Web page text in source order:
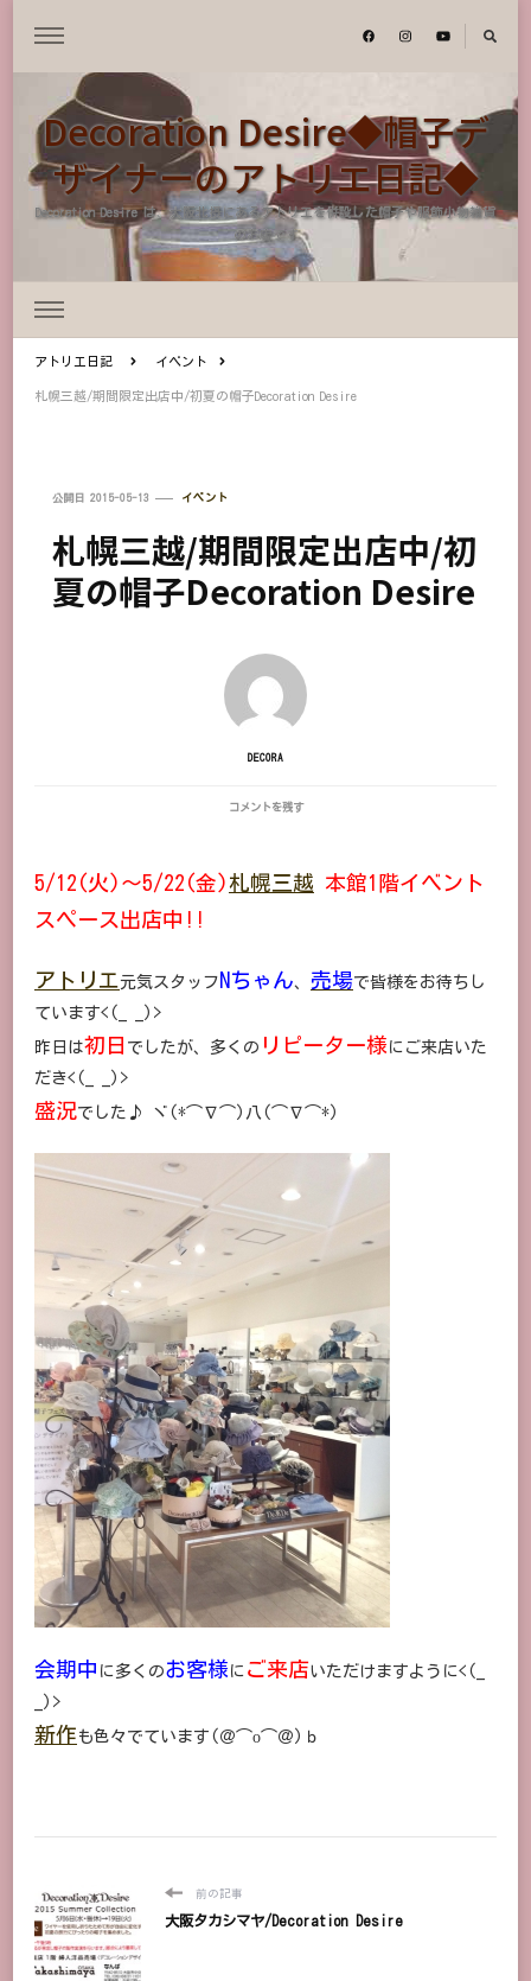
Decoration Desire◆帽子デ
ザイナーのアトリエ日記◆
Decoration Desire は、大阪北摂にあるアトリエを併設した帽子や服飾小物雑貨
のお店です
アトリエ日記 イベント
札幌三越/期間限定出店中/初夏の帽子Decoration Desire
公開日 2015-05-13 イベント
札幌三越/期間限定出店中/初
夏の帽子Decoration Desire
DECORA
札
期
店
の
DECORATION
コメントを残す
5/12(火)～5/22(金)札幌三越 本館1階イベント
スペース出店中!!
アトリエ 元気スタッフ Nちゃん、 売場で皆様をお待ちし
ています<(_ _)>
昨日は初日 でしたが、多くの リピーター様 にご来店いた
だき<(_ _)>
盛況でした♪ ヾ(*⌒∇⌒)八(⌒∇⌒*)
会期中 に多くのお客様 に ご来店いただけますように<(_
_)>
新作 も色々でています(＠⌒ο⌒＠)ｂ
前の記事
大阪タカシマヤ/Decoration Desire